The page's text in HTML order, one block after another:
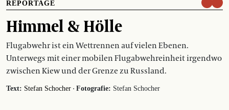
REPORTAGE
Himmel & Hölle
Flugabwehr ist ein Wettrennen auf vielen Ebenen.
Unterwegs mit einer mobilen Flugabwehreinheit irgendwo
zwischen Kiew und der Grenze zu Russland.
Text: Stefan Schocher · Fotografie: Stefan Schocher